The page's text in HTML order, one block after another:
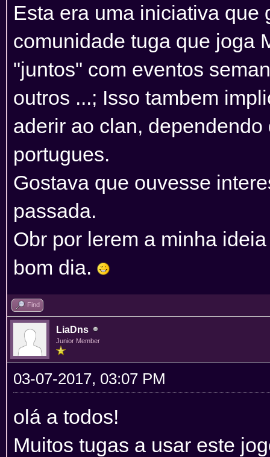
Esta era uma iniciativa que
comunidade tuga que joga
"juntos" com eventos
outros ...; Isso tambem
aderir ao clan,
portugues.
Gostava que ouvesse
passada.
Obr por lerem a minha
bom dia.
Find
LiaDns
Junior Member
03-07-2017, 03:07 PM
olá a todos!
Muitos tugas a usar este